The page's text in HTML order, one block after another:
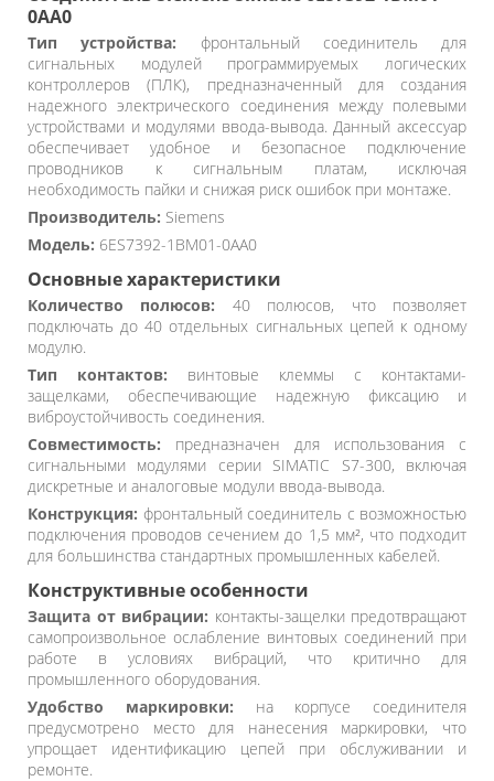
0AA0
Тип устройства: фронтальный соединитель для
сигнальных модулей программируемых логических
контроллеров (ПЛК), предназначенный для создания
надежного электрического соединения между полевыми
устройствами и модулями ввода-вывода. Данный аксессуар
обеспечивает удобное и безопасное подключение
проводников к сигнальным платам, исключая
необходимость пайки и снижая риск ошибок при монтаже.
Производитель: Siemens
Модель: 6ES7392-1BM01-0AA0
Основные характеристики
Количество полюсов: 40 полюсов, что позволяет
подключать до 40 отдельных сигнальных цепей к одному
модулю.
Тип контактов: винтовые клеммы с контактами-
защелками, обеспечивающие надежную фиксацию и
виброустойчивость соединения.
Совместимость: предназначен для использования с
сигнальными модулями серии SIMATIC S7-300, включая
дискретные и аналоговые модули ввода-вывода.
Конструкция: фронтальный соединитель с возможностью
подключения проводов сечением до 1,5 мм², что подходит
для большинства стандартных промышленных кабелей.
Конструктивные особенности
Защита от вибрации: контакты-защелки предотвращают
самопроизвольное ослабление винтовых соединений при
работе в условиях вибраций, что критично для
промышленного оборудования.
Удобство маркировки: на корпусе соединителя
предусмотрено место для нанесения маркировки, что
упрощает идентификацию цепей при обслуживании и
ремонте.